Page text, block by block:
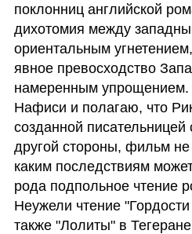
поклонниц английской
дихотомия между
ориентальным
явное превосходство
намеренным упрощением.
Нафиси и полагаю, что
созданной
другой стороны, фильм не
каким последствиям
рода подпольное чтение
Неужели чтение
также "Лолиты" в